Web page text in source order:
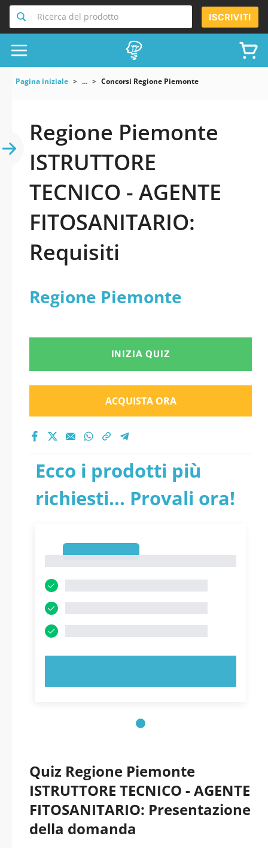
Ricerca del prodotto ISCRIVITI
Pagina iniziale ... Concorsi Regione Piemonte
Regione Piemonte
ISTRUTTORE
TECNICO - AGENTE
FITOSANITARIO:
Requisiti
Regione Piemonte
INIZIA QUIZ
ACQUISTA ORA
Ecco i prodotti più
richiesti... Provali ora!
Quiz Regione Piemonte
ISTRUTTORE TECNICO - AGENTE
FITOSANITARIO: Presentazione
della domanda